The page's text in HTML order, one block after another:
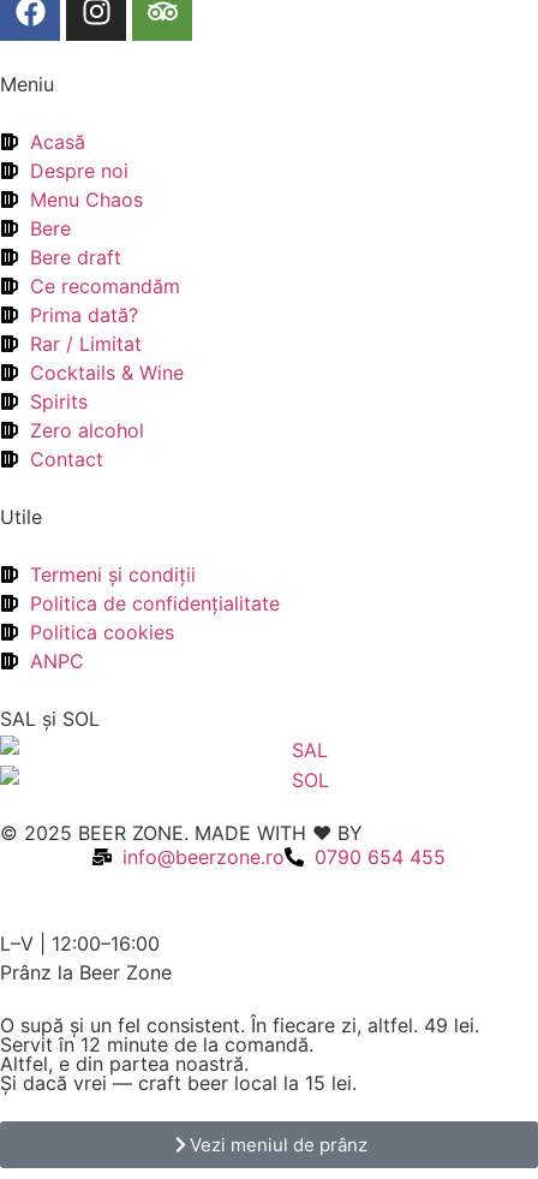
Meniu
Acasă
Despre noi
Menu Chaos
Bere
Bere draft
Ce recomandăm
Prima dată?
Rar / Limitat
Cocktails & Wine
Spirits
Zero alcohol
Contact
Utile
Termeni şi condiţii
Politica de confidenţialitate
Politica cookies
ANPC
SAL şi SOL
© 2025 BEER ZONE. MADE WITH ❤️ BY
info@beerzone.ro
0790 654 455
L–V | 12:00–16:00
Prânz la Beer Zone
O supă și un fel consistent. În fiecare zi, altfel. 49 lei.
Servit în 12 minute de la comandă.
Altfel, e din partea noastră.
Și dacă vrei — craft beer local la 15 lei.
Vezi meniul de prânz